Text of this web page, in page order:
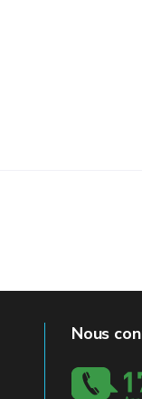
Nous